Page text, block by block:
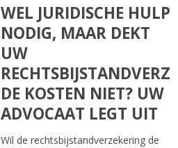
WEL JURIDISCHE HULP
NODIG, MAAR DEKT
UW
DE KOSTEN NIET? UW
ADVOCAAT LEGT UIT
Wil de rechtsbijstandverzekering de